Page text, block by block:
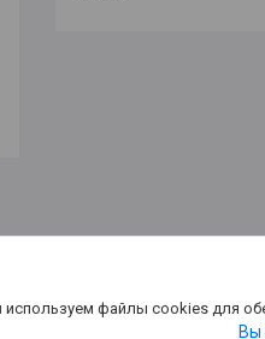
файлы cookies для
Вы